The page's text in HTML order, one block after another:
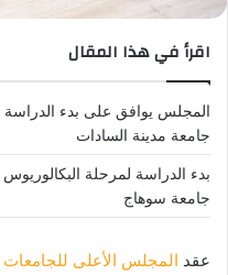
اقرأ في هذا المقال
المجلس يوافق على بدء الدراسة
جامعة مدينة السادات
بدء الدراسة لمرحلة
جامعة سوهاج
عقد المجلس الأعلى للجامعات